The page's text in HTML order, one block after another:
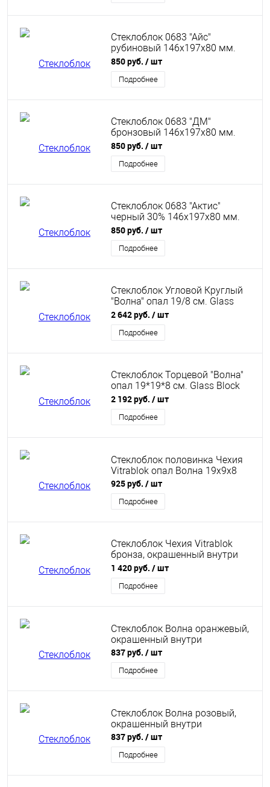
Стеклоблок 0683 "Айс"
рубиновый 146х197х80 мм.
Glassblock 0683 Icy Ruby
850 руб. / шт
Подробнее
Стеклоблок 0683 "ДМ"
бронзовый 146х197х80 мм.
Glassblock 0683 DM Bronze
850 руб. / шт
Подробнее
Стеклоблок 0683 "Актис"
черный 30% 146х197х80 мм.
Glassblock 0683 Aktis Black 30%
850 руб. / шт
Подробнее
Стеклоблок Угловой Круглый
"Волна" опал 19/8 см. Glass
Block Opal 19/8 Corner Wave
2 642 руб. / шт
Подробнее
Стеклоблок Торцевой "Волна"
опал 19*19*8 см. Glass Block
Linear end Wave 1919/8 Opal
2 192 руб. / шт
Подробнее
Стеклоблок половинка Чехия
Vitrablok опал Волна 19х9х8
925 руб. / шт
Подробнее
Стеклоблок Чехия Vitrablok
бронза, окрашенный внутри
Волна половинка 24х11х8
1 420 руб. / шт
Подробнее
Стеклоблок Волна оранжевый,
окрашенный внутри
837 руб. / шт
Подробнее
Стеклоблок Волна розовый,
окрашенный внутри
837 руб. / шт
Подробнее